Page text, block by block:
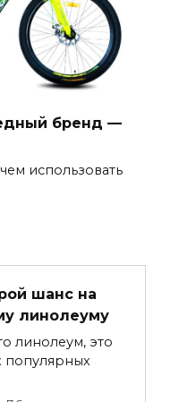
бренд —
использовать
шанс на
линолеуму
линолеум, это
популярных